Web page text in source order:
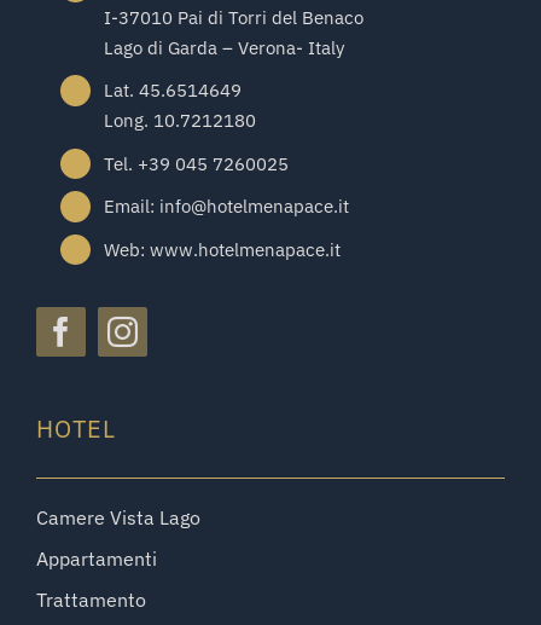
I-37010 Pai di Torri del Benaco
Lago di Garda – Verona- Italy
Lat. 45.6514649
Long. 10.7212180
Tel. +39 045 7260025
Email: info@hotelmenapace.it
Web: www.hotelmenapace.it
HOTEL
Camere Vista Lago
Appartamenti
Trattamento